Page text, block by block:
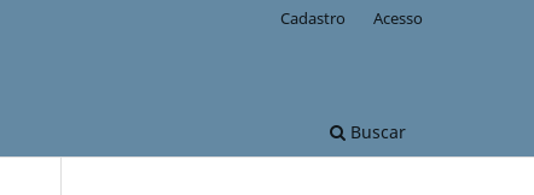
Buscar
Cadastro Acesso